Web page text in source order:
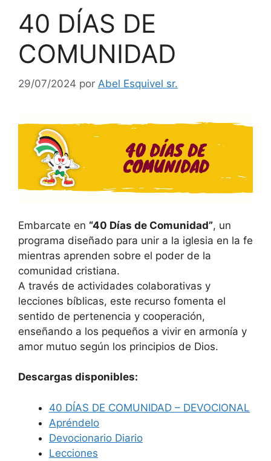
40 DÍAS DE
COMUNIDAD
29/07/2024 por Abel Esquivel sr.
Embarcate en “40 Días de Comunidad”, un
programa diseñado para unir a la iglesia en la fe
mientras aprenden sobre el poder de la
comunidad cristiana.
A través de actividades colaborativas y
lecciones bíblicas, este recurso fomenta el
sentido de pertenencia y cooperación,
enseñando a los pequeños a vivir en armonía y
amor mutuo según los principios de Dios.
Descargas disponibles:
40 DÍAS DE COMUNIDAD – DEVOCIONAL
Apréndelo
Devocionario Diario
Lecciones